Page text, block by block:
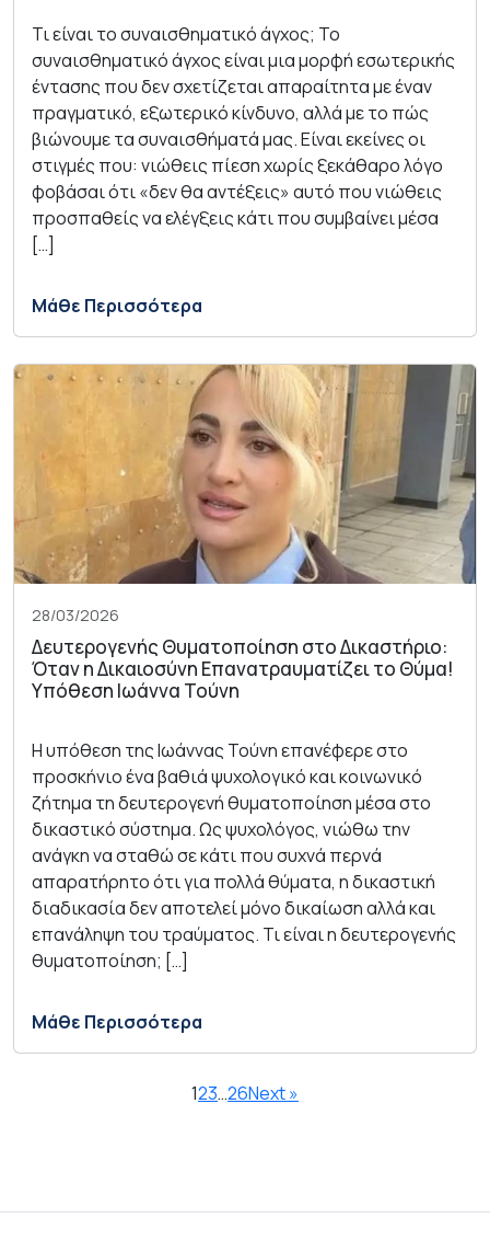
Τι είναι το συναισθηματικό άγχος; Το
συναισθηματικό άγχος είναι μια μορφή εσωτερικής
έντασης που δεν σχετίζεται απαραίτητα με έναν
πραγματικό, εξωτερικό κίνδυνο, αλλά με το πώς
βιώνουμε τα συναισθήματά μας. Είναι εκείνες οι
στιγμές που: νιώθεις πίεση χωρίς ξεκάθαρο λόγο
φοβάσαι ότι «δεν θα αντέξεις» αυτό που νιώθεις
προσπαθείς να ελέγξεις κάτι που συμβαίνει μέσα
[…]
Μάθε Περισσότερα
28/03/2026
Δευτερογενής Θυματοποίηση στο Δικαστήριο:
Όταν η Δικαιοσύνη Επανατραυματίζει το Θύμα!
Υπόθεση Ιωάννα Τούνη
Η υπόθεση της Ιωάννας Τούνη επανέφερε στο
προσκήνιο ένα βαθιά ψυχολογικό και κοινωνικό
ζήτημα τη δευτερογενή θυματοποίηση μέσα στο
δικαστικό σύστημα. Ως ψυχολόγος, νιώθω την
ανάγκη να σταθώ σε κάτι που συχνά περνά
απαρατήρητο ότι για πολλά θύματα, η δικαστική
διαδικασία δεν αποτελεί μόνο δικαίωση αλλά και
επανάληψη του τραύματος. Τι είναι η δευτερογενής
θυματοποίηση; […]
Μάθε Περισσότερα
123…26Next »